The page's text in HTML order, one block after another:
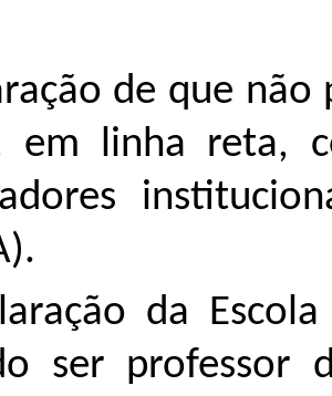
de que
em linha reta,
da
ser professor